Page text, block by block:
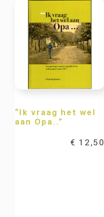
“Ik vraag het wel
aan Opa..”
€ 12,50